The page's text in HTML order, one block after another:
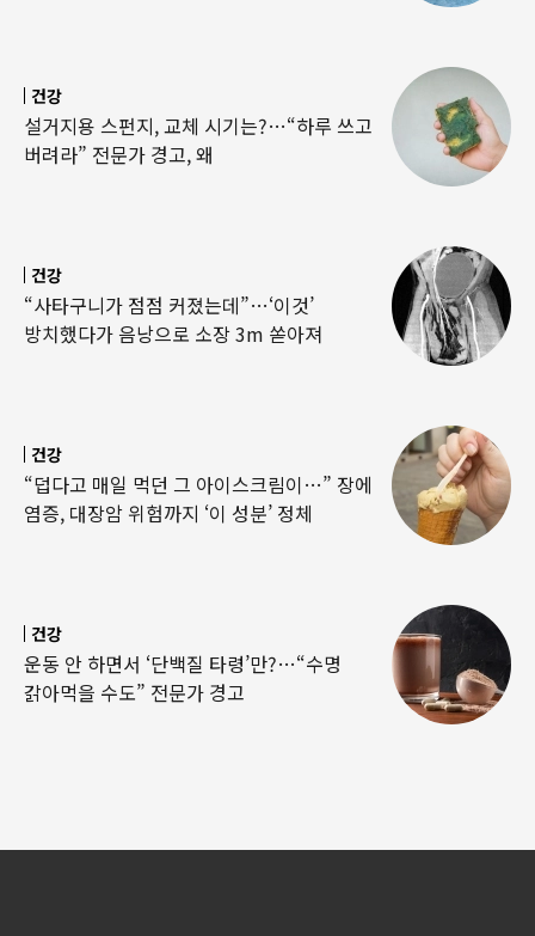
건강
설거지용 스펀지, 교체 시기는?…“하루 쓰고
버려라” 전문가 경고, 왜
건강
“사타구니가 점점 커졌는데”…‘이것’
방치했다가 음낭으로 소장 3m 쏟아져
건강
“덥다고 매일 먹던 그 아이스크림이…” 장에
염증, 대장암 위험까지 ‘이 성분’ 정체
건강
운동 안 하면서 ‘단백질 타령’만?…“수명
갉아먹을 수도” 전문가 경고